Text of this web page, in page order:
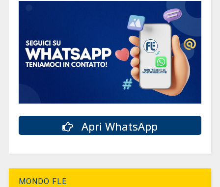
Apri WhatsApp
MONDO FLE